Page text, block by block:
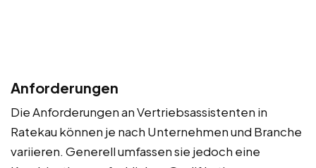
Anforderungen
Die Anforderungen an Vertriebsassistenten in
Ratekau können je nach Unternehmen und Branche
variieren. Generell umfassen sie jedoch eine